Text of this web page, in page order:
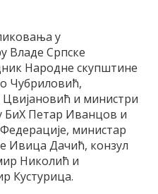
у
Владе Српске
Народне скупштине
Чубриловић,
и министри
БиХ Петар Иванцов и
министар
Ивица Дачић, конзул
Николић и
Кустурица.